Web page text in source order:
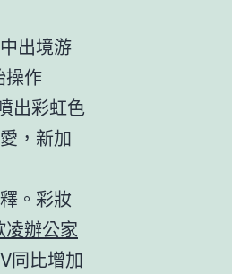
出境游
操作
出彩虹色
，新加
。彩妝
凌辦公家
同比增加